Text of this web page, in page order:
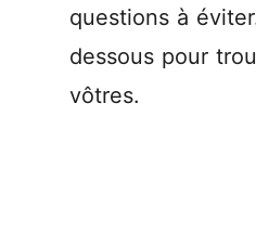
questions à
dessous pour
vôtres.